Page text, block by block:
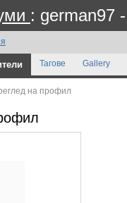
: german97
Тагове Gallery
на профил